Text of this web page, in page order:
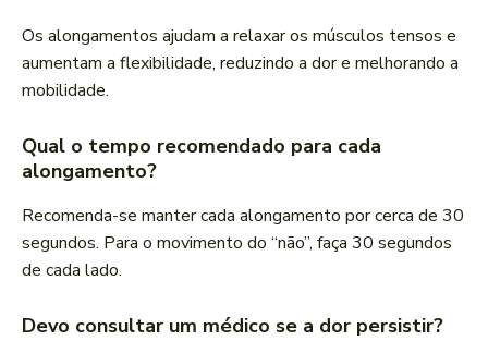
Os alongamentos ajudam a relaxar os músculos tensos e
aumentam a flexibilidade, reduzindo a dor e melhorando a
mobilidade.
Qual o tempo recomendado para cada
alongamento?
Recomenda-se manter cada alongamento por cerca de 30
segundos. Para o movimento do “não”, faça 30 segundos
de cada lado.
Devo consultar um médico se a dor persistir?